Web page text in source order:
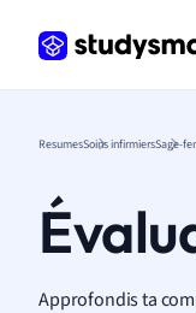
ResumesSoins infirmiersSage-
Approfondis ta